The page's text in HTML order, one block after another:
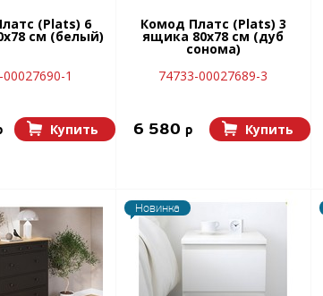
(Plats) 6
см (белый)
1
Купить
Комод Платс (Plats) 3
ящика 80х78 см (дуб
сонома)
74733-00027689-3
6 580 p Купить
Новинка